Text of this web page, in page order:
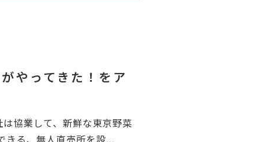
やってきた！をア
協業して、新鮮な東京野菜
きる、無人直売所を設...